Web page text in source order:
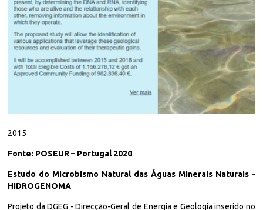
2015
Fonte: POSEUR – Portugal 2020
Estudo do Microbismo Natural das Águas Minerais Naturais -
HIDROGENOMA
Projeto da DGEG - Direcção-Geral de Energia e Geologia inserido no